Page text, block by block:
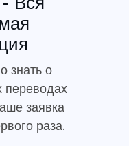
знать о
переводах
заявка
раза.